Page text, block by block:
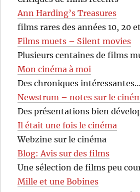
Ann Harding’s Treasures
films rares des années 10, 20
Films muets – Silent movies
Plusieurs centaines de films
Mon cinéma à moi
Des chroniques intéressantes…
Newstrum – notes sur le
Des présentations bien
Il était une fois le cinéma
Webzine sur le cinéma
Blog: Avis sur des films
Une sélection de films peu
Mille et une Bobines